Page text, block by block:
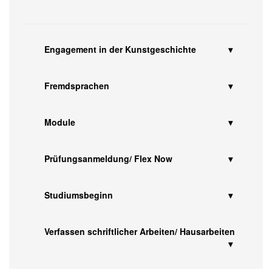
Engagement in der Kunstgeschichte
Fremdsprachen
Module
Prüfungsanmeldung/ Flex Now
Studiumsbeginn
Verfassen schriftlicher Arbeiten/ Hausarbeiten